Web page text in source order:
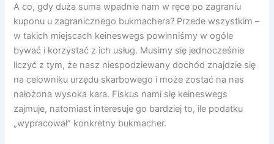
A co, gdy duża suma wpadnie nam w ręce po zagraniu
kuponu u zagranicznego bukmachera? Przede wszystkim –
w takich miejscach keineswegs powinniśmy w ogóle
bywać i korzystać z ich usług. Musimy się jednocześnie
liczyć z tym, że nasz niespodziewany dochód znajdzie się
na celowniku urzędu skarbowego i może zostać na nas
nałożona wysoka kara. Fiskus nami się keineswegs
zajmuje, natomiast interesuje go bardziej to, ile podatku
„wypracował” konkretny bukmacher.